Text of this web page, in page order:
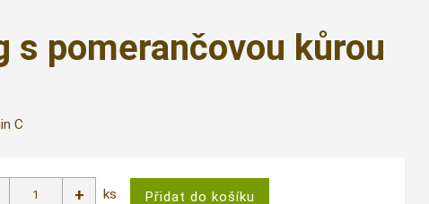
pomerančovou kůrou
C
ks